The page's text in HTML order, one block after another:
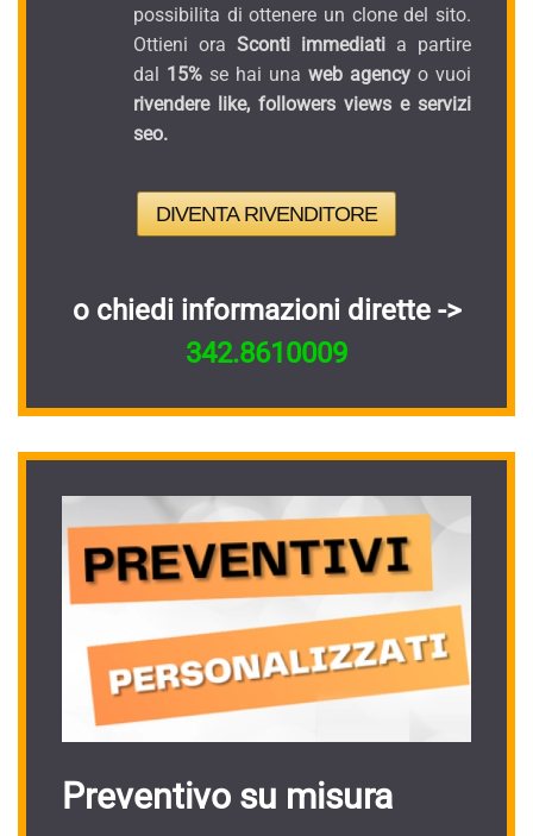
possibilita di ottenere un clone del sito.
Ottieni ora Sconti immediati a partire
dal 15% se hai una web agency o vuoi
rivendere like, followers views e servizi
seo.
DIVENTA RIVENDITORE
o chiedi informazioni dirette ->
342.8610009
Preventivo su misura